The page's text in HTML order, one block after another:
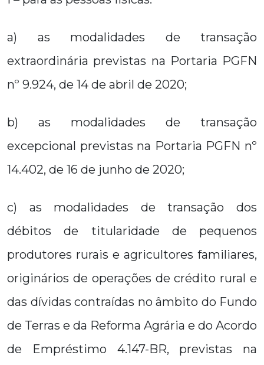
a) as modalidades de transação
extraordinária previstas na Portaria PGFN
nº 9.924, de 14 de abril de 2020;
b) as modalidades de transação
excepcional previstas na Portaria PGFN nº
14.402, de 16 de junho de 2020;
c) as modalidades de transação dos
débitos de titularidade de pequenos
produtores rurais e agricultores familiares,
originários de operações de crédito rural e
das dívidas contraídas no âmbito do Fundo
de Terras e da Reforma Agrária e do Acordo
de Empréstimo 4.147-BR, previstas na